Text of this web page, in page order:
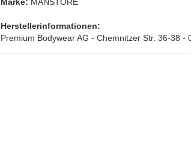
Herstellerinformationen:
Premium Bodywear AG - Chemnitzer Str. 36-38